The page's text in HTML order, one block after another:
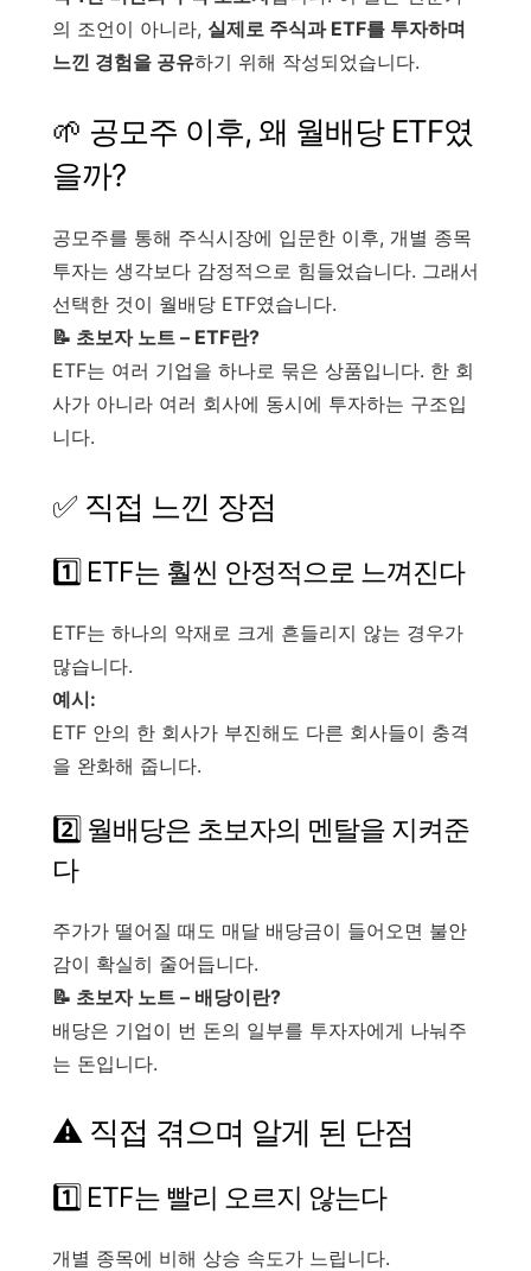
의 조언이 아니라, 실제로 주식과 ETF를 투자하며
느낀 경험을 공유하기 위해 작성되었습니다.
🌱 공모주 이후, 왜 월배당 ETF였
을까?
공모주를 통해 주식시장에 입문한 이후, 개별 종목
투자는 생각보다 감정적으로 힘들었습니다. 그래서
선택한 것이 월배당 ETF였습니다.
📝 초보자 노트 – ETF란?
ETF는 여러 기업을 하나로 묶은 상품입니다. 한 회
사가 아니라 여러 회사에 동시에 투자하는 구조입
니다.
✅ 직접 느낀 장점
1️⃣ ETF는 훨씬 안정적으로 느껴진다
ETF는 하나의 악재로 크게 흔들리지 않는 경우가
많습니다.
예시:
ETF 안의 한 회사가 부진해도 다른 회사들이 충격
을 완화해 줍니다.
2️⃣ 월배당은 초보자의 멘탈을 지켜준
다
주가가 떨어질 때도 매달 배당금이 들어오면 불안
감이 확실히 줄어듭니다.
📝 초보자 노트 – 배당이란?
배당은 기업이 번 돈의 일부를 투자자에게 나눠주
는 돈입니다.
⚠️ 직접 겪으며 알게 된 단점
1️⃣ ETF는 빨리 오르지 않는다
개별 종목에 비해 상승 속도가 느립니다.